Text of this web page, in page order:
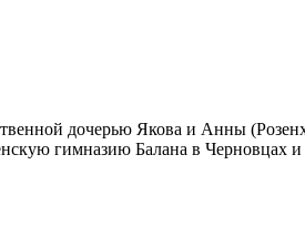
дочерью Якова и Анны
гимназию Балана в Черновцах